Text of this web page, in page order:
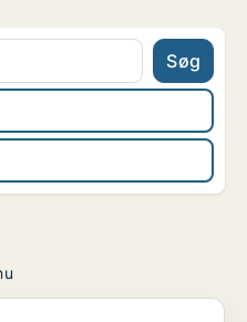
Søg